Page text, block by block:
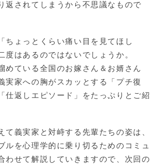
返されてしまうから不思議なもので
ちょっとくらい痛い目を見てほし
はあるのではないでしょうか。
めている全国のお嫁さん＆お婿さん
実家への胸がスカッとする「プチ復
仕返しエピソード」をたっぷりとご紹
義実家と対峙する先輩たちの姿は、
を心理学的に乗り切るためのコミュ
わせて解説していきますので、次回の